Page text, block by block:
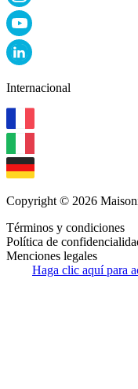
Internacional
Copyright © 2026
Términos y condiciones
Política de
Menciones legales
Haga clic aquí para